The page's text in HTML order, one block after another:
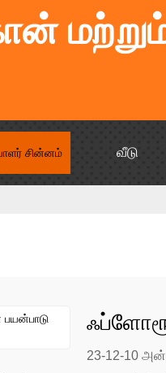
வீடு
23-12-10